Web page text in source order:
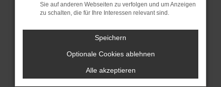
Starte dein Gerät neu.
vorübergehende Probleme zu beheben.
Stelle sicher, dass dein Browser und
dein Betriebssystem auf dem neuesten
Stand sind.
Sie auf anderen Webseiten zu verfolgen und um Anzeigen
zu schalten, die für Ihre Interessen relevant sind.
Speichern
Optionale Cookies ablehnen
Alle akzeptieren